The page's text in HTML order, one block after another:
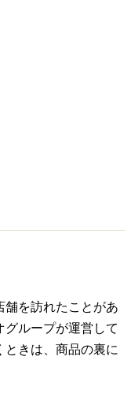
舗を訪れたことがあ
ループが運営して
きは、商品の裏に